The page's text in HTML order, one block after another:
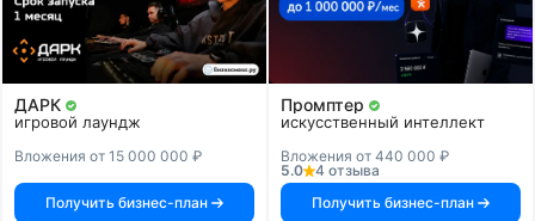
ДАРК
игровой лаундж
Вложения от 15 000 000 ₽
Получить бизнес-план
Промптер
искусственный интеллект
Вложения от 440 000 ₽
5.0
4 отзыва
Получить бизнес-план